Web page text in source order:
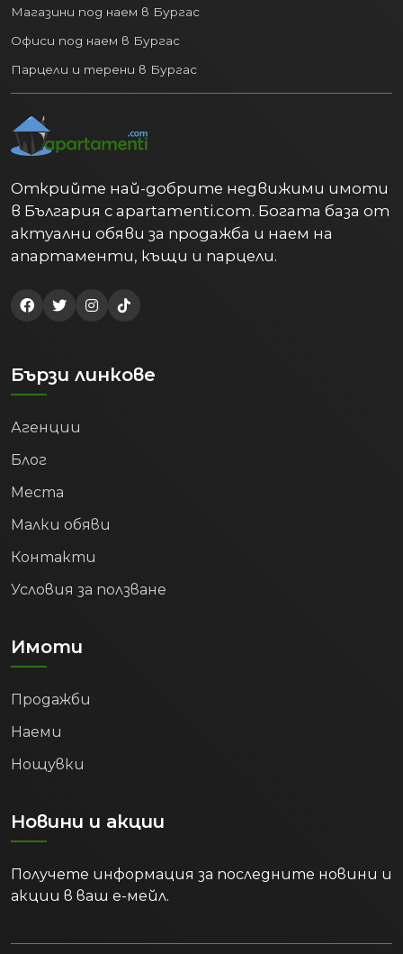
Магазини под наем в Бургас
Офиси под наем в Бургас
Парцели и терени в Бургас
Открийте най-добрите недвижими имоти
в България с apartamenti.com. Богата база от
актуални обяви за продажба и наем на
апартаменти, къщи и парцели.
Бързи линкове
Агенции
Блог
Места
Малки обяви
Контакти
Условия за ползване
Имоти
Продажби
Наеми
Нощувки
Новини и акции
Получете информация за последните новини и
акции в ваш е-мейл.